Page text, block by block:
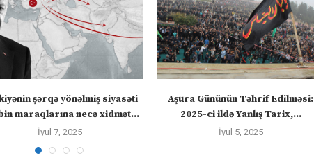
şərqə yönəlmiş siyasəti
maraqlarına necə xidmət...
İyul 7, 2025
Aşura Gününün Təhrif Edilməsi:
2025-ci ildə Yanlış Tarix,...
İyul 5, 2025